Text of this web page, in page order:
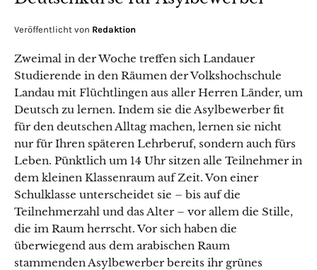
Veröffentlicht von Redaktion
Zweimal in der Woche treffen sich Landauer
Studierende in den Räumen der Volkshochschule
Landau mit Flüchtlingen aus aller Herren Länder, um
Deutsch zu lernen. Indem sie die Asylbewerber fit
für den deutschen Alltag machen, lernen sie nicht
nur für Ihren späteren Lehrberuf, sondern auch fürs
Leben. Pünktlich um 14 Uhr sitzen alle Teilnehmer in
dem kleinen Klassenraum auf Zeit. Von einer
Schulklasse unterscheidet sie – bis auf die
Teilnehmerzahl und das Alter – vor allem die Stille,
die im Raum herrscht. Vor sich haben die
überwiegend aus dem arabischen Raum
stammenden Asylbewerber bereits ihr grünes